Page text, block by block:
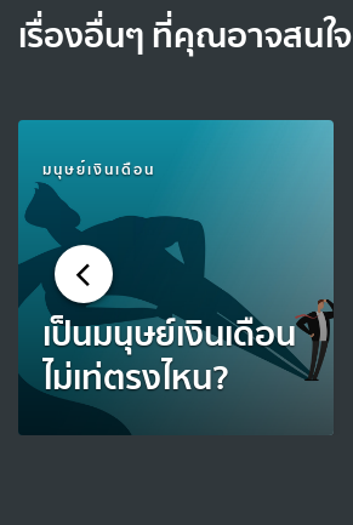
เรื่องอื่นๆ ที่คุณอาจสนใจ
มนุษย์เงินเดือน
เป็นมนุษย์เงินเดือน
ไม่เท่ตรงไหน?